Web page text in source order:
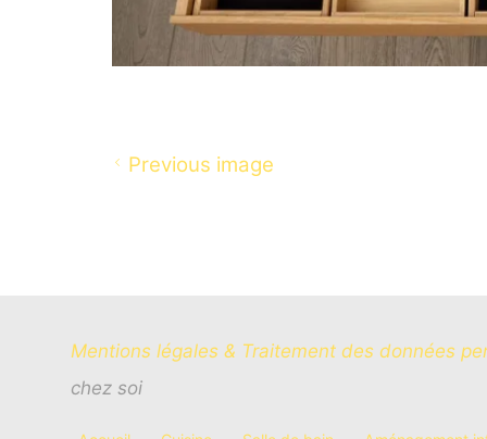
Previous image
Mentions légales & Traitement des données
chez soi